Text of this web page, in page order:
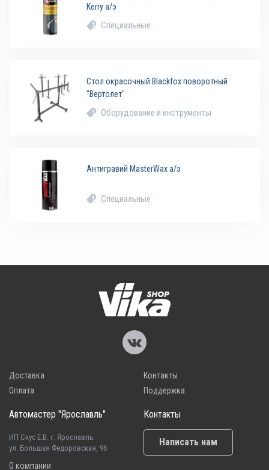
Kerry а/э
Специальные
Стол окрасочный Blackfox поворотный
"Вертолет"
Оборудование и инструменты
Антигравий MasterWax а/э
Специальные
Доставка
Оплата
Контакты
Поддержка
Автомастер "Ярославль"
ИП Скус Е.В. г. Ярославль
ул. Большая Федоровская, 96
О компании
Контакты
Написать нам